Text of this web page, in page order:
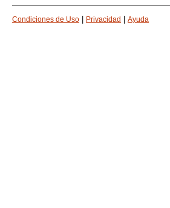
Condiciones de Uso Privacidad Ayuda